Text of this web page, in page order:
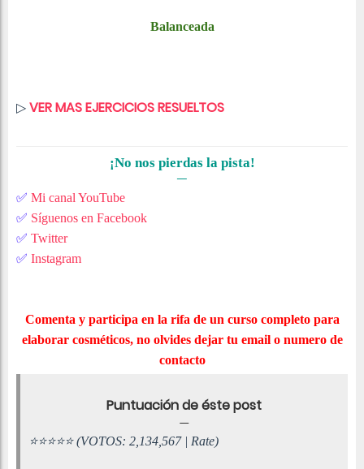
Balanceada
▷VER MAS EJERCICIOS RESUELTOS
¡No nos pierdas la pista!
✅ Mi canal YouTube
✅ Síguenos en Facebook
✅ Twitter
✅ Instagram
Comenta y participa en la rifa de un curso completo para
elaborar cosméticos, no olvides dejar tu email o numero de
contacto
Puntuación de éste post
⭐⭐⭐⭐⭐ (VOTOS: 2,134,567 | Rate)